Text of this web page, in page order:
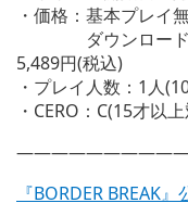
・価格：基本プレイ
ダウンロード版
5,489円(税込)
・プレイ人数：1人
・CERO：C(15才以
『BORDER BREAK